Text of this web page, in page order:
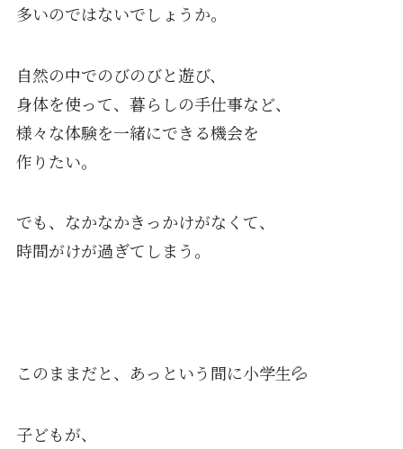
多いのではないでしょうか。
自然の中でのびのびと遊び、
身体を使って、暮らしの手仕事など、
様々な体験を一緒にできる機会を
作りたい。
でも、なかなかきっかけがなくて、
時間がけが過ぎてしまう。
このままだと、あっという間に小学生💦
子どもが、